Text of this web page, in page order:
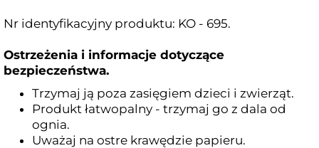
Nr identyfikacyjny produktu: KO - 695.
Ostrzeżenia i informacje dotyczące
bezpieczeństwa.
Trzymaj ją poza zasięgiem dzieci i zwierząt.
Produkt łatwopalny - trzymaj go z dala od
ognia.
Uważaj na ostre krawędzie papieru.